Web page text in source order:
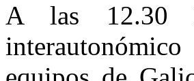
A las 12.30